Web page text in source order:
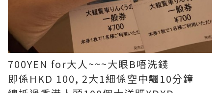
700YEN for大人~~~大眼B唔洗錢
即係HKD 100, 2大1細係空中飄10分鐘